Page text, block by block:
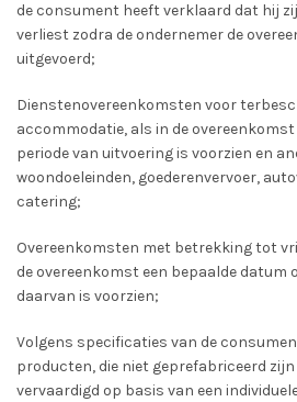
de consument heeft verklaard dat hij
verliest zodra de ondernemer de
uitgevoerd;
Dienstenovereenkomsten voor
accommodatie, als in de
periode van uitvoering is voorzien en
woondoeleinden, goederenvervoer,
catering;
Overeenkomsten met betrekking tot
de overeenkomst een bepaalde datum
daarvan is voorzien;
Volgens specificaties van de
producten, die niet geprefabriceerd zijn
vervaardigd op basis van een